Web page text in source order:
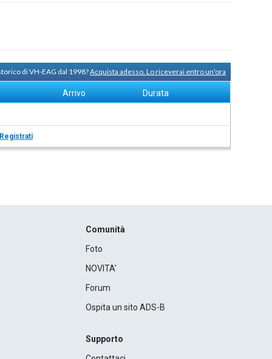
di VH-EAG dal 1998?Acquista adesso. Lo riceverai entro un'ora
Arrivo Durata
Comunità
Foto
NOVITA'
Forum
Ospita un sito ADS-B
Supporto